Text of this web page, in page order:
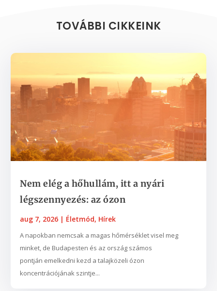
TOVÁBBI CIKKEINK
Nem elég a hőhullám, itt a nyári
légszennyezés: az ózon
aug 7, 2026 | Életmód, Hírek
A napokban nemcsak a magas hőmérséklet visel meg
minket, de Budapesten és az ország számos
pontján emelkedni kezd a talajközeli ózon
koncentrációjának szintje...